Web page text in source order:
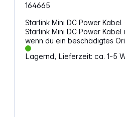
164665
Starlink Mini DC Power Kabel
Starlink Mini DC Power
wenn du ein beschädigtes
oder eine flexible Installation
möchtest. Mit einer Länge von
Lagernd, Lieferzeit: ca. 1-5